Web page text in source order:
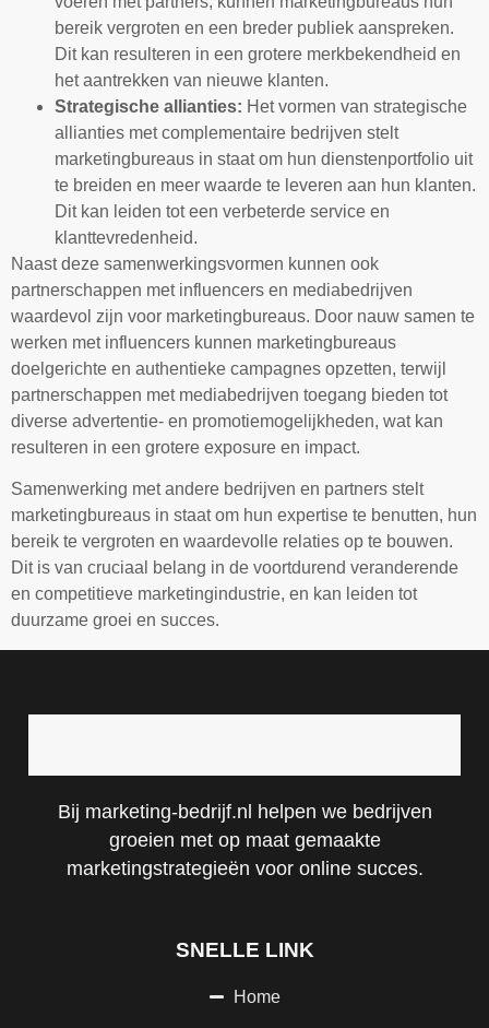
bereik vergroten en een breder publiek aanspreken.
Dit kan resulteren in een grotere merkbekendheid en
het aantrekken van nieuwe klanten.
Strategische allianties: Het vormen van strategische
allianties met complementaire bedrijven stelt
marketingbureaus in staat om hun dienstenportfolio uit
te breiden en meer waarde te leveren aan hun klanten.
Dit kan leiden tot een verbeterde service en
klanttevredenheid.
Naast deze samenwerkingsvormen kunnen ook
partnerschappen met influencers en mediabedrijven
waardevol zijn voor marketingbureaus. Door nauw samen te
werken met influencers kunnen marketingbureaus
doelgerichte en authentieke campagnes opzetten, terwijl
partnerschappen met mediabedrijven toegang bieden tot
diverse advertentie- en promotiemogelijkheden, wat kan
resulteren in een grotere exposure en impact.
Samenwerking met andere bedrijven en partners stelt
marketingbureaus in staat om hun expertise te benutten, hun
bereik te vergroten en waardevolle relaties op te bouwen.
Dit is van cruciaal belang in de voortdurend veranderende
en competitieve marketingindustrie, en kan leiden tot
duurzame groei en succes.
Bij marketing-bedrijf.nl helpen we bedrijven
groeien met op maat gemaakte
marketingstrategieën voor online succes.
SNELLE LINK
Home